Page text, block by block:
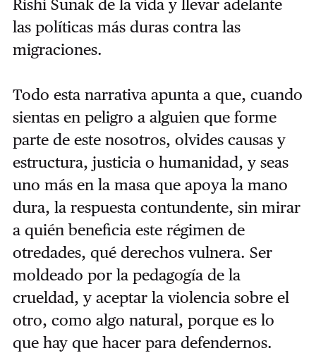
Rishi Sunak de la vida y llevar adelante
las políticas más duras contra las
migraciones.
Todo esta narrativa apunta a que, cuando
sientas en peligro a alguien que forme
parte de este nosotros, olvides causas y
estructura, justicia o humanidad, y seas
uno más en la masa que apoya la mano
dura, la respuesta contundente, sin mirar
a quién beneficia este régimen de
otredades, qué derechos vulnera. Ser
moldeado por la pedagogía de la
crueldad, y aceptar la violencia sobre el
otro, como algo natural, porque es lo
que hay que hacer para defendernos.